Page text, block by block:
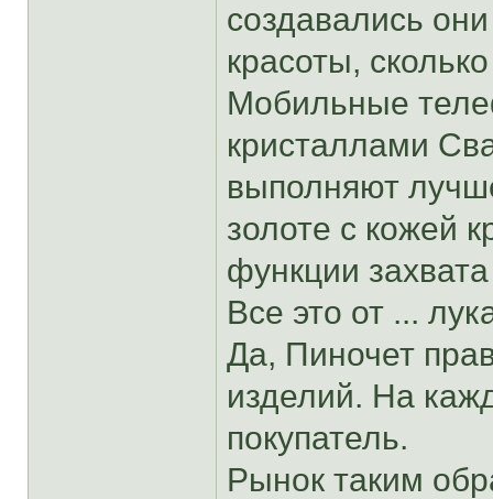
создавались
красоты,
Мобильные
кристаллами
выполняют
золоте с кожей
функции
Все это от ...
Да, Пиночет
изделий. На
покупатель.
Рынок таким